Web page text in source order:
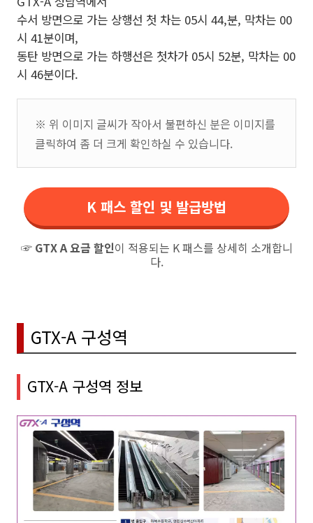
수서 방면으로 가는 상행선 첫 차는 05시 44,분, 막차는 00
시 41분이며,
동탄 방면으로 가는 하행선은 첫차가 05시 52분, 막차는 00
시 46분이다.
※ 위 이미지 글씨가 작아서 불편하신 분은 이미지를
클릭하여 좀 더 크게 확인하실 수 있습니다.
K 패스 할인 및 발급방법
☞ GTX A 요금 할인이 적용되는 K 패스를 상세히 소개합니
다.
GTX-A 구성역
GTX-A 구성역 정보